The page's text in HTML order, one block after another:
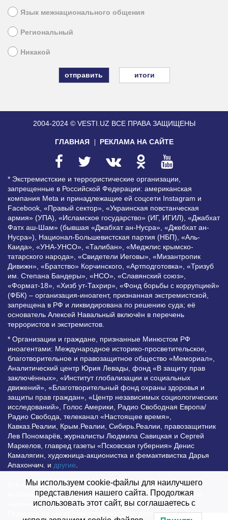
Язык межнационального общения
Региональный
Никакой
итоги
2004-2024 © VESTI.UZ ВСЕ ПРАВА ЗАЩИЩЕНЫ
ГЛАВНАЯ РЕКЛАМА НА САЙТЕ
* Экстремистские и террористические организации,
запрещенные в Российской Федерации: американская
компания Meta и принадлежащие ей соцсети Instagram и
Facebook, «Правый сектор», «Украинская повстанческая
армия» (УПА), «Исламское государство» (ИГ, ИГИЛ), «Джабхат
Фатх аш-Шам» (бывшая «Джабхат ан-Нусра», «Джебхат ан-
Нусра»), Национал-Большевистская партия (НБП), «Аль-
Каида», «УНА-УНСО», «Талибан», «Меджлис крымско-
татарского народа», «Свидетели Иеговы», «Мизантропик
Дивижн», «Братство» Корчинского, «Артподготовка», «Тризуб
им. Степана Бандеры», «НСО», «Славянский союз»,
«Формат-18», «Хизб ут-Тахрир», «Фонд борьбы с коррупцией»
(ФБК) – организация-иноагент, признанная экстремистской,
запрещена в РФ и ликвидирована по решению суда; её
основатель Алексей Навальный включён в перечень
террористов и экстремистов.
* Организации и граждане, признанные Минюстом РФ
иноагентами: Международное историко-просветительское,
благотворительное и правозащитное общество «Мемориал»,
Аналитический центр Юрия Левады, фонд «В защиту прав
заключённых», «Институт глобализации и социальных
движений», «Благотворительный фонд охраны здоровья и
защиты прав граждан», «Центр независимых социологических
исследований», Голос Америки, Радио Свободная Европа/
Радио Свобода, телеканал «Настоящее время»,
Кавказ.Реалии, Крым.Реалии, Сибирь.Реалии, правозащитник
Лев Пономарёв, журналисты Людмила Савицкая и Сергей
Маркелов, главред газеты «Псковская губерния» Денис
Камалягин, художница-акционистка и фемактивистка Дарья
Апахончич. и другие.
Все права защищены и охраняются законом. Любое
использование материалов сайта допустимо при условии
наличия активной гиперссылки на Vesti.UZ.
Редакция не несет ответственности за достоверность
Мы используем cookie-файлы для наилучшего
представления нашего сайта. Продолжая
использовать этот сайт, вы соглашаетесь с